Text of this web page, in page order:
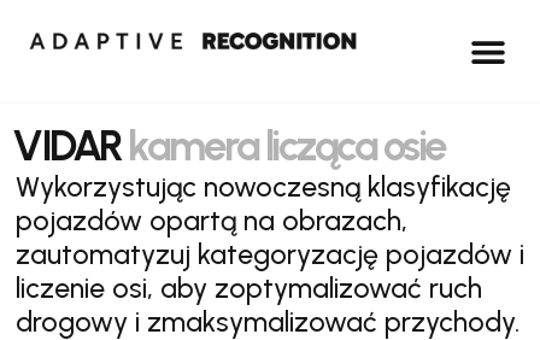
VIDARkamera licząca osie
Wykorzystując nowoczesną klasyfikację
pojazdów opartą na obrazach,
zautomatyzuj kategoryzację pojazdów i
liczenie osi, aby zoptymalizować ruch
drogowy i zmaksymalizować przychody.